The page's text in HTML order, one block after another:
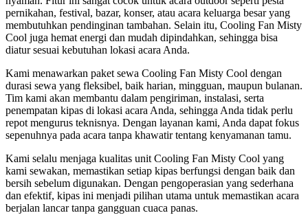
pernikahan, festival, bazar, konser, atau acara keluarga besar yang
membutuhkan pendinginan tambahan. Selain itu, Cooling Fan Misty
Cool juga hemat energi dan mudah dipindahkan, sehingga bisa
diatur sesuai kebutuhan lokasi acara Anda.
Kami menawarkan paket sewa Cooling Fan Misty Cool dengan
durasi sewa yang fleksibel, baik harian, mingguan, maupun bulanan.
Tim kami akan membantu dalam pengiriman, instalasi, serta
penempatan kipas di lokasi acara Anda, sehingga Anda tidak perlu
repot mengurus teknisnya. Dengan layanan kami, Anda dapat fokus
sepenuhnya pada acara tanpa khawatir tentang kenyamanan tamu.
Kami selalu menjaga kualitas unit Cooling Fan Misty Cool yang
kami sewakan, memastikan setiap kipas berfungsi dengan baik dan
bersih sebelum digunakan. Dengan pengoperasian yang sederhana
dan efektif, kipas ini menjadi pilihan utama untuk memastikan acara
berjalan lancar tanpa gangguan cuaca panas.